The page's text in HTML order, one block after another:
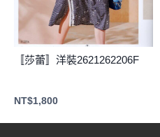
〚莎蕾〛洋裝2621262206F
NT$1,800